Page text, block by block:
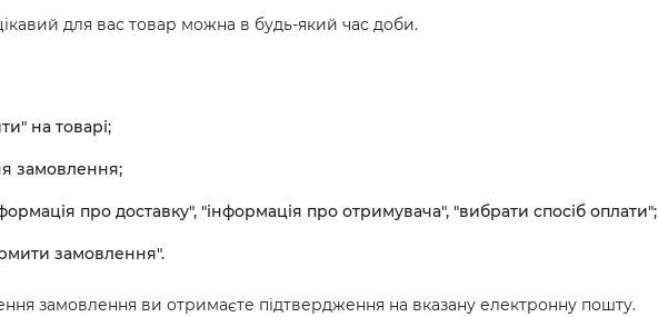
для вас товар можна в будь-який час доби.
на товарі;
замовлення;
про доставку", "інформація про отримувача", "вибрати спосіб оплати";
замовлення".
замовлення ви отримаєте підтвердження на вказану електронну пошту.